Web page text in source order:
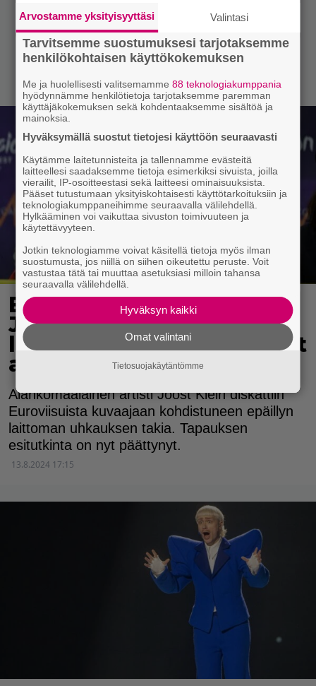
Euroviisuista diskatun
Joost Kleinin esitutkinta
lopetettu, kommentoi nyt
asiaa: "Tiesin totuuden"
Alankomaalainen artisti Joost Klein diskattiin
Euroviisuista kuvaajaan kohdistuneen epäillyn
laittoman uhkauksen takia. Tapauksen
esitutkinta on nyt päättynyt.
13.8.2024 17:15
Arvostamme yksityisyyttäsi Valintasi
Tarvitsemme suostumuksesi tarjotaksemme
henkilökohtaisen käyttökokemuksen
Me ja huolellisesti valitsemamme88 teknologiakumppania
hyödynnämme henkilötietoja tarjotaksemme paremman
käyttäjäkokemuksen sekä kohdentaaksemme sisältöä ja
mainoksia.
Hyväksymällä suostut tietojesi käyttöön seuraavasti
Käytämme laitetunnisteita ja tallennamme evästeitä
laitteellesi saadaksemme tietoja esimerkiksi sivuista, joilla
vierailit, IP-osoitteestasi sekä laitteesi ominaisuuksista.
Pääset tutustumaan yksityiskohtaisesti käyttötarkoituksiin ja
teknologiakumppaneihimme seuraavalla välilehdellä.
Hylkääminen voi vaikuttaa sivuston toimivuuteen ja
käytettävyyteen.
Jotkin teknologiamme voivat käsitellä tietoja myös ilman
suostumusta, jos niillä on siihen oikeutettu peruste. Voit
vastustaa tätä tai muuttaa asetuksiasi milloin tahansa
seuraavalla välilehdellä.
Hyväksyn kaikki
Omat valintani
Tietosuojakäytäntömme